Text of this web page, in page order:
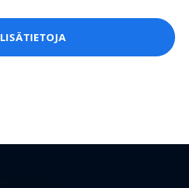
LISÄTIETOJA